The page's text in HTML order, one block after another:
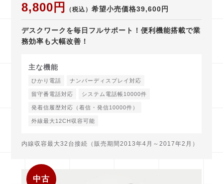
8,800円 （税込） 希望小売価格39,600円
デスクワークを毎日フルサポート！便利機能搭載で業
務効率も大幅改善！
主な機能
ひかり電話 ナンバーディスプレイ対応
留守番電話対応 システム電話帳10000件
発着信履歴対応（着信・発信10000件）
外線最大12CH収容可能
内線収容最大32台接続（販売期間2013年4月～2017年2月）
中古